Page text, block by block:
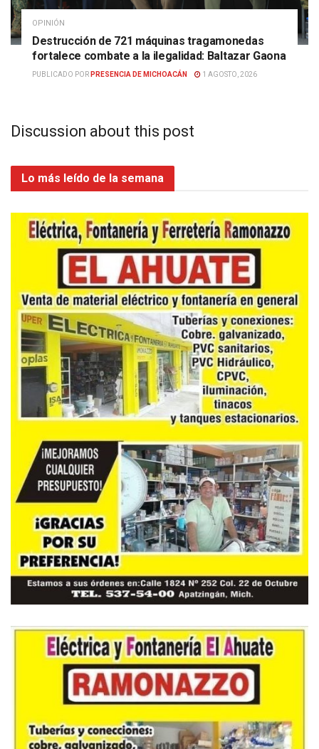
OPINIÓN
Destrucción de 721 máquinas tragamonedas
fortalece combate a la ilegalidad: Baltazar Gaona
PUBLICADO POR PRESENCIA DE MICHOACÁN 1 AGOSTO, 2026
Discussion about this post
Lo más leído de la semana